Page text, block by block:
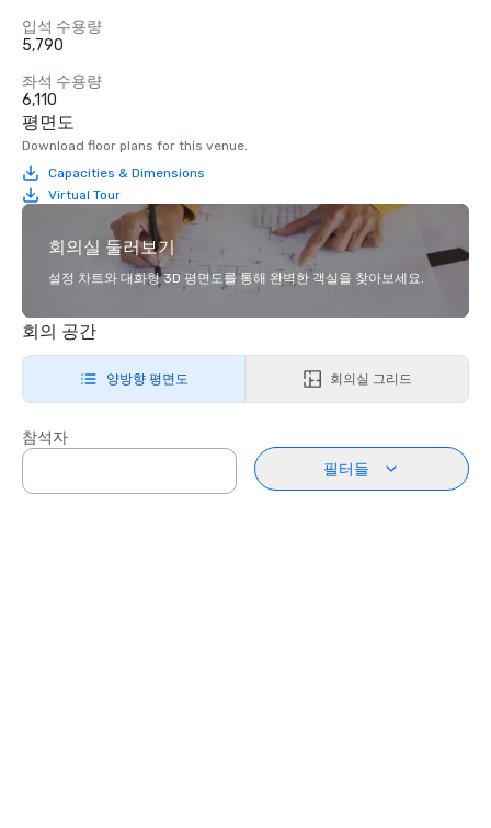
입석 수용량
5,790
좌석 수용량
6,110
평면도
Download floor plans for this venue.
Capacities & Dimensions
Virtual Tour
회의실 둘러보기
설정 차트와 대화형 3D 평면도를 통해 완벽한 객실을 찾아보세요.
회의 공간
양방향 평면도 회의실 그리드
참석자
필터들